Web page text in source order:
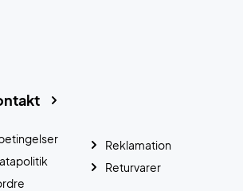
Reklamation
Returvarer